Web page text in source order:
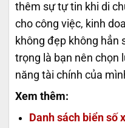
thêm sự tự tin khi di
cho công việc, kinh
không đẹp không hẳn
trọng là bạn nên chọn
năng tài chính của
Xem thêm:
Danh sách biển số